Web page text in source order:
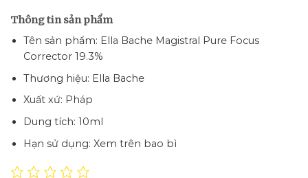
Thông tin sản phẩm
Tên sản phẩm: Ella BacheMagistral Pure Focus
Corrector 19.3%
Thương hiệu: Ella Bache
Xuất xứ: Pháp
Dung tích: 10ml
Hạn sử dụng: Xem trên bao bì